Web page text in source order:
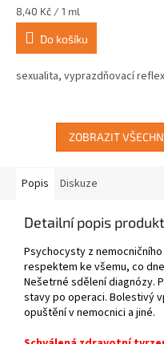
Měrná
cena:
8,40 Kč / 1 ml
Do košíku
sexualita, vyprazdňovací
ZOBRAZIT
Popis Diskuze
Detailní popis
Psychocysty z
respektem ke všemu, co
Nešetrné sdělení diagnózy.
stavy po operaci. Bolestivý
opuštění v nemocnici a jiné.